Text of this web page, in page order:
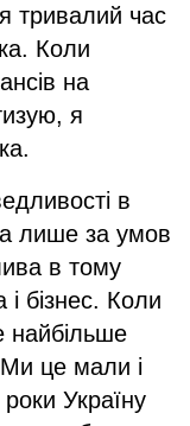
тривалий час
Коли
на
я
в
лише за умов
в тому
і бізнес. Коли
найбільше
це мали і
Україну